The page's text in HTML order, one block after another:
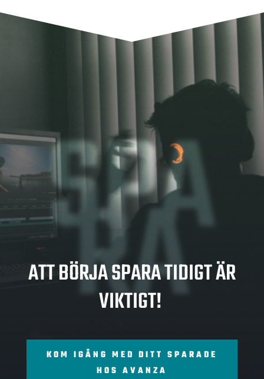
SPA
RA
ATT BÖRJA SPARA TIDIGT ÄR
VIKTIGT!
KOM IGÅNG MED DITT SPARADE
HOS AVANZA